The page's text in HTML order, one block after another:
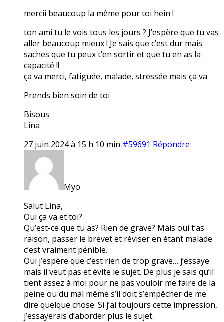
mercii beaucoup la même pour toi hein !
ton ami tu le vois tous les jours ? J’espère que tu vas
aller beaucoup mieux ! Je sais que c’est dur mais
saches que tu peux t’en sortir et que tu en as la
capacité !!
ça va merci, fatiguée, malade, stressée mais ça va
Prends bien soin de toi
Bisous
Lina
27 juin 2024 à 15 h 10 min #59691 Répondre
Myo
Salut Lina,
Oui ça va et toi?
Qu’est-ce que tu as? Rien de grave? Mais oui t’as
raison, passer le brevet et réviser en étant malade
c’est vraiment pénible.
Oui j’espère que c’est rien de trop grave… j’essaye
mais il veut pas et évite le sujet. De plus je sais qu’il
tient assez à moi pour ne pas vouloir me faire de la
peine ou du mal même s’il doit s’empêcher de me
dire quelque chose. Si j’ai toujours cette impression,
j’essayerais d’aborder plus le sujet.